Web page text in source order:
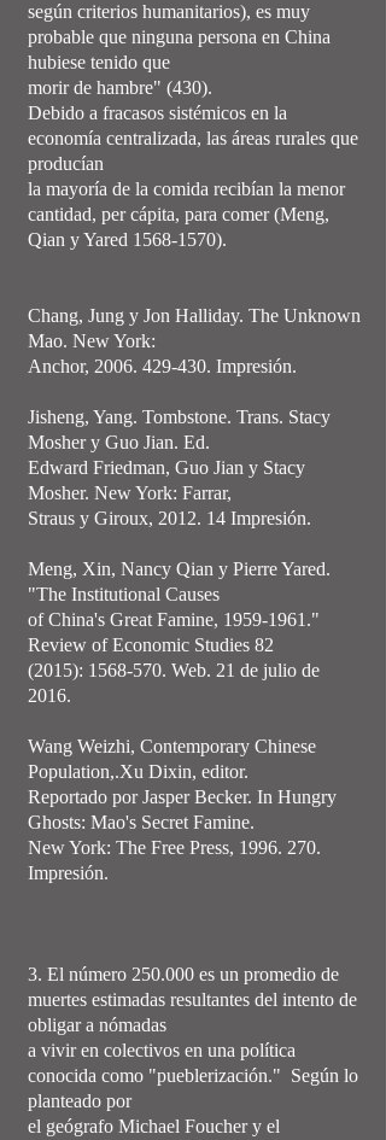
según criterios humanitarios), es muy
probable que ninguna persona en China
hubiese tenido que
morir de hambre" (430).
Debido a fracasos sistémicos en la
economía centralizada, las áreas rurales que
producían
la mayoría de la comida recibían la menor
cantidad, per cápita, para comer (Meng,
Qian y Yared 1568-1570).
Chang, Jung y Jon Halliday. The Unknown
Mao. New York:
Anchor, 2006. 429-430. Impresión.
Jisheng, Yang. Tombstone. Trans. Stacy
Mosher y Guo Jian. Ed.
Edward Friedman, Guo Jian y Stacy
Mosher. New York: Farrar,
Straus y Giroux, 2012. 14 Impresión.
Meng, Xin, Nancy Qian y Pierre Yared.
"The Institutional Causes
of China's Great Famine, 1959-1961."
Review of Economic Studies 82
(2015): 1568-570. Web. 21 de julio de
2016.
Wang Weizhi, Contemporary Chinese
Population,.Xu Dixin, editor.
Reportado por Jasper Becker. In Hungry
Ghosts: Mao's Secret Famine.
New York: The Free Press, 1996. 270.
Impresión.
3. El número 250.000 es un promedio de
muertes estimadas resultantes del intento de
obligar a nómadas
a vivir en colectivos en una política
conocida como "pueblerización." Según lo
planteado por
el geógrafo Michael Foucher y el